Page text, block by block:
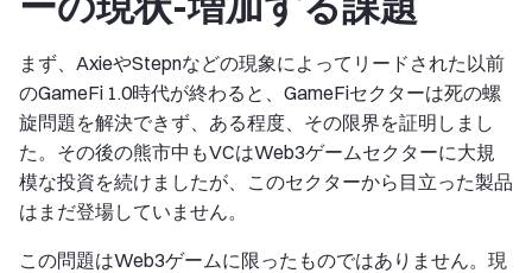
まず、AxieやStepnなどの現象によってリードされた以前
のGameFi 1.0時代が終わると、GameFiセクターは死の螺
旋問題を解決できず、ある程度、その限界を証明しまし
た。その後の熊市中もVCはWeb3ゲームセクターに大規
模な投資を続けましたが、このセクターから目立った製品
はまだ登場していません。
この問題はWeb3ゲームに限ったものではありません。現